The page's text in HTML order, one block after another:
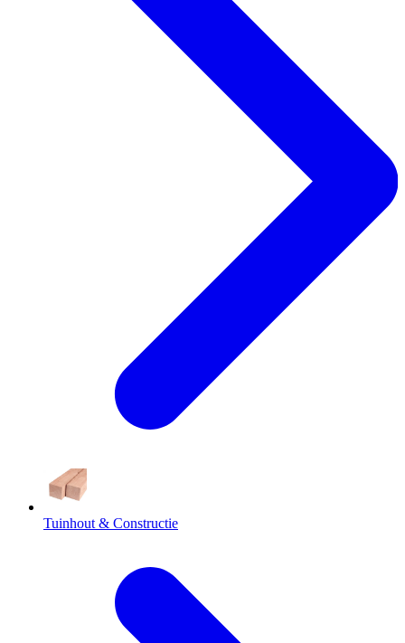
Tuinhout & Constructie